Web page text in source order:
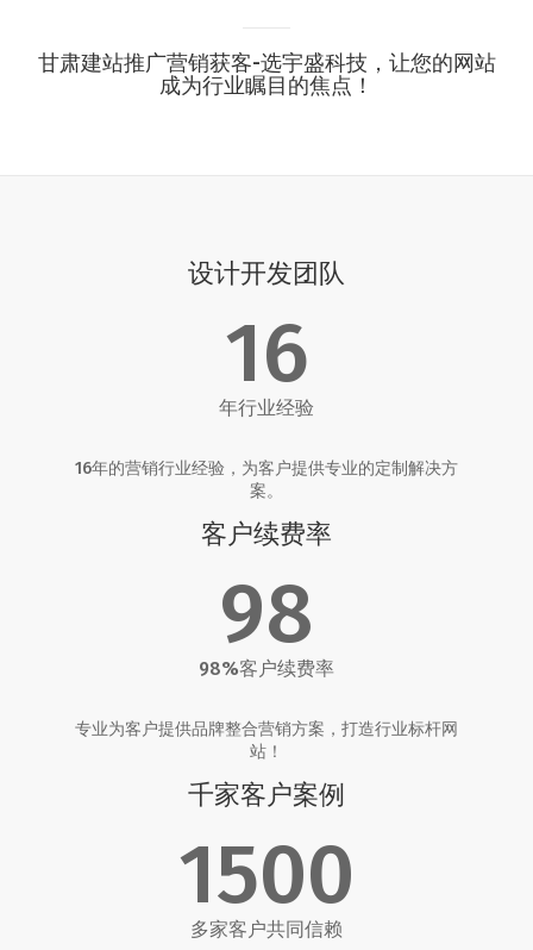
甘肃建站推广营销获客-选宇盛科技，让您的网站
成为行业瞩目的焦点！
设计开发团队
16
年行业经验
16年的营销行业经验，为客户提供专业的定制解决方
案。
客户续费率
98
98%客户续费率
专业为客户提供品牌整合营销方案，打造行业标杆网
站！
千家客户案例
1500
多家客户共同信赖